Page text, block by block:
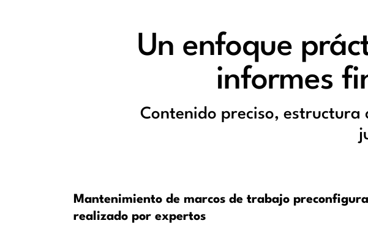
Un enfoque
informes
Contenido preciso, estructura
Mantenimiento de marcos de trabajo
realizado por expertos